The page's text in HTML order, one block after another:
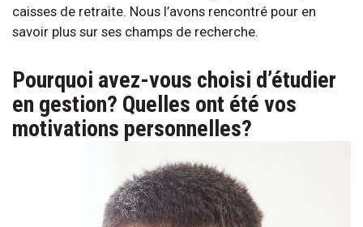
caisses de retraite. Nous l’avons rencontré pour en
savoir plus sur ses champs de recherche.
Pourquoi avez-vous choisi d’étudier
en gestion? Quelles ont été vos
motivations personnelles?